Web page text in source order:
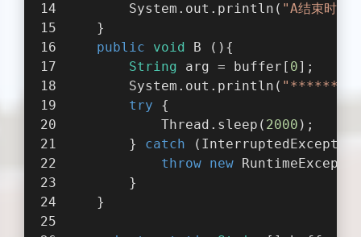
        System.out.println(
"A结束时间
    }
public
void B (){
String arg = buffer[ 0];
        System.out.println(
try {
            Thread.sleep(
2000 );
        }
catch
throw new
        }
    }